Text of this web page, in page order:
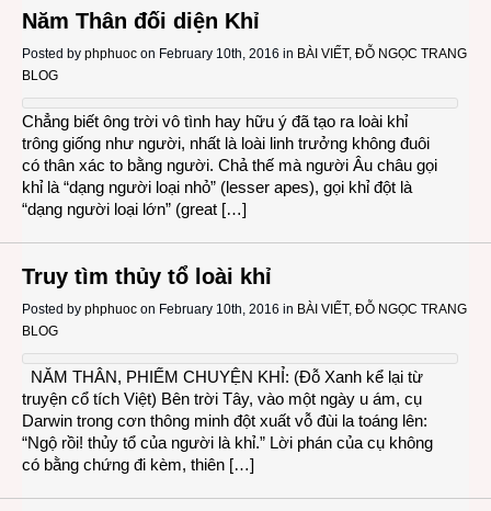
Năm Thân đối diện Khỉ
Posted by phphuoc on February 10th, 2016 in BÀI VIẾT, ĐỖ NGỌC TRANG
BLOG
Chẳng biết ông trời vô tình hay hữu ý đã tạo ra loài khỉ
trông giống như người, nhất là loài linh trưởng không đuôi
có thân xác to bằng người. Chả thế mà người Âu châu gọi
khỉ là “dạng người loại nhỏ” (lesser apes), gọi khỉ đột là
“dạng người loại lớn” (great […]
Truy tìm thủy tổ loài khỉ
Posted by phphuoc on February 10th, 2016 in BÀI VIẾT, ĐỖ NGỌC TRANG
BLOG
NĂM THÂN, PHIẾM CHUYỆN KHỈ: (Đỗ Xanh kể lại từ
truyện cổ tích Việt) Bên trời Tây, vào một ngày u ám, cụ
Darwin trong cơn thông minh đột xuất vỗ đùi la toáng lên:
“Ngộ rồi! thủy tổ của người là khỉ.” Lời phán của cụ không
có bằng chứng đi kèm, thiên […]